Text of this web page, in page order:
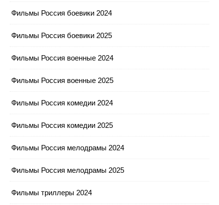
Фильмы Россия боевики 2024
Фильмы Россия боевики 2025
Фильмы Россия военные 2024
Фильмы Россия военные 2025
Фильмы Россия комедии 2024
Фильмы Россия комедии 2025
Фильмы Россия мелодрамы 2024
Фильмы Россия мелодрамы 2025
Фильмы триллеры 2024